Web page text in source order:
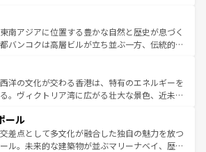
まれながら、韓国の多彩な魅力を心ゆくまで味
わってみてほしい。 なお、新着の韓国情報はコンテンツ一
てほしい。
と共に伝統が息づく。ハノイの古い町並みやホ
のフランス統治時代の建物も、独特の雰囲気を
いる。また、バラエティの豊かさとおいしさで
ーやバインミー、ベトナムコーヒーなどは、ぜ
わいたい。どの地域を訪れてもあたたかい人々
迎えてくれるので、きっと忘れられない旅にな
しい。
南アジアに位置する豊かな自然と歴史が息づく
バンコクは高層ビルが立ち並ぶ一方、伝統的な
差している。北部ではチェンマイなどの山岳地
触れ合い、南部ではプーケットやクラビの美し
リゾート気分を楽しむことができる。タイ料理
候は一年中温暖で、どの季節にも異なる楽しみ
る。親しみやすいタイの人々、仏教を中心とし
して多様な観光資源が、訪れる旅人を魅了し続
洋の文化が交わる香港は、特有のエネルギーを
。ヴィクトリア湾に広がる壮大な景色、近未来
訪れても感動するはず。観光スポットが密集し
率よく見どころを回れるのも魅力。息をのむよ
ら文化的な体験まで、香港を存分に楽しみ尽く
ール
差点として多文化が融合した独自の魅力を放つ
ル。未来的な建築物が並ぶマリーナベイ、歴史